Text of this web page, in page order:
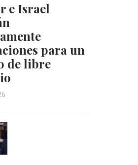
e Israel
para un
de libre